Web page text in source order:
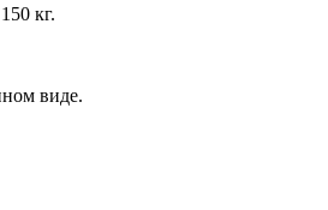
кг.
виде.